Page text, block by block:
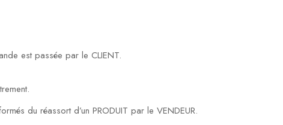
est passée par le CLIENT.
du réassort d’un PRODUIT par le VENDEUR.